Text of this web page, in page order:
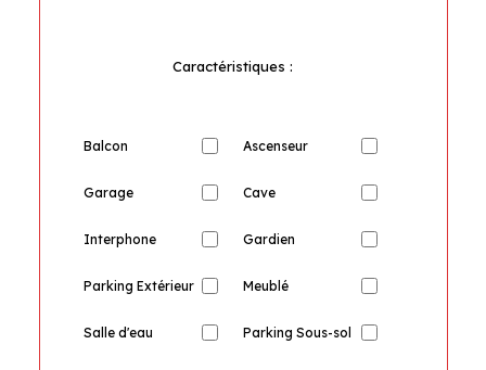
Caractéristiques :
Ascenseur
Balcon
Cave
Garage
Gardien
Interphone
Meublé
Parking Extérieur
Parking Sous-sol
Salle d'eau